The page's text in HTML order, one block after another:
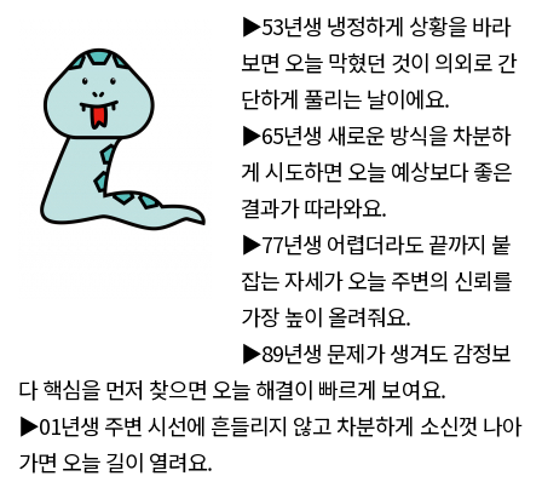
▶53년생 냉정하게 상황을 바라
보면 오늘 막혔던 것이 의외로 간
단하게 풀리는 날이에요.
▶65년생 새로운 방식을 차분하
게 시도하면 오늘 예상보다 좋은
결과가 따라와요.
▶77년생 어렵더라도 끝까지 붙
잡는 자세가 오늘 주변의 신뢰를
가장 높이 올려줘요.
▶89년생 문제가 생겨도 감정보
다 핵심을 먼저 찾으면 오늘 해결이 빠르게 보여요.
▶01년생 주변 시선에 흔들리지 않고 차분하게 소신껏 나아
가면 오늘 길이 열려요.